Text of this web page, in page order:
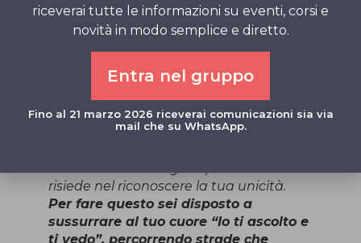
aggettivi quali “strano”, “incompreso”,
“diverso”, “indegno” appare impresa
Ignori un piccolo particolare: essere un
estraneo è la vera e propria iniziazione
sulla via della Ricerca!
Anima non ti chiede mai di essere più
risiede nel riconoscere la tua unicità.
Per fare questo sei disposto a
sussurrare al tuo cuore “Io ti ascolto e
ti vedo”, percorrendo strade che
riceverai tutte le informazioni su eventi, corsi e
novità in modo semplice e diretto.
Entra nel gruppo
Fino al 21 marzo 2026 riceverai comunicazioni sia via
mail che su WhatsApp.